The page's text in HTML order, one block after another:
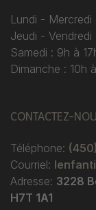
Lundi - Mercredi
Jeudi - Vendredi
Samedi : 9h à
Dimanche : 10h
CONTACTEZ-
Téléphone:
Courriel:
Adresse: 3228
H7T 1A1